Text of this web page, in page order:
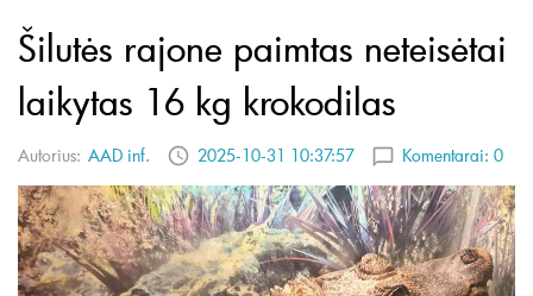
Šilutės rajone paimtas neteisėtai
laikytas 16 kg krokodilas
Autorius: AAD inf. 2025-10-31 10:37:57 Komentarai: 0